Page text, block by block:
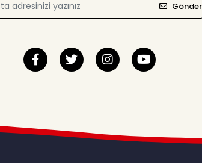
Gönder